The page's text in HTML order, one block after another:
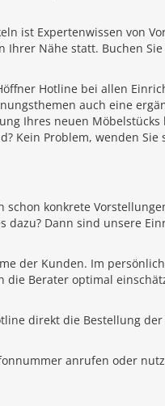
ist Expertenwissen von
Nähe statt. Buchen
Hotline bei allen
auch eine
Ihres neuen
Kein Problem, wenden
konkrete
dazu? Dann sind unsere
der Kunden. Im
Berater optimal
direkt die Bestellung
anrufen oder